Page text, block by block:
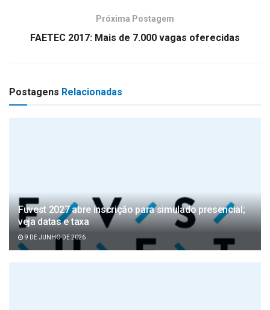
Próxima Postagem
FAETEC 2017: Mais de 7.000 vagas oferecidas
Postagens Relacionadas
Fuvest 2027 abre inscrição para simulado presencial;
veja datas e taxa
9 DE JUNHO DE 2026